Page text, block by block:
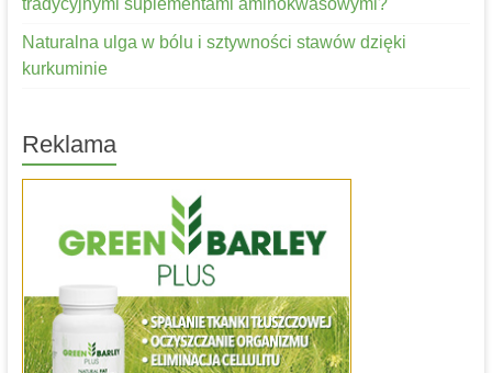
Naturalna ulga w bólu i sztywności stawów dzięki
kurkuminie
Reklama